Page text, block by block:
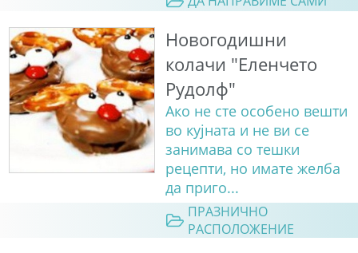
Новогодишни
колачи "Еленчето
Рудолф"
Ако не сте особено вешти
во кујната и не ви се
занимава со тешки
рецепти, но имате желба
да приго...
ПРАЗНИЧНО
РАСПОЛОЖЕНИЕ